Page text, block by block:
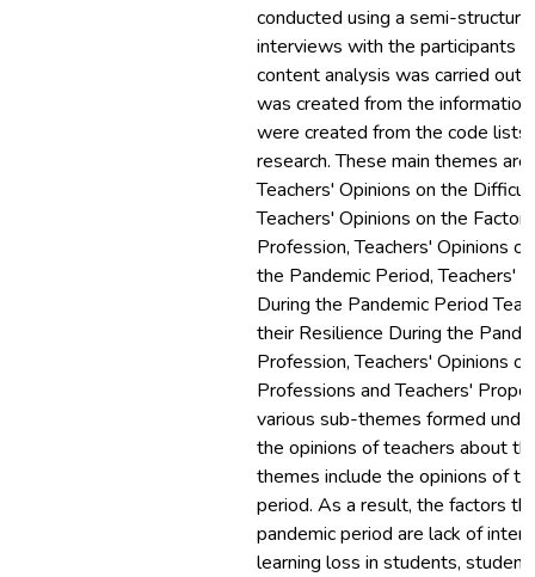
conducted using a semi-
interviews with the participants
content analysis was carried
was created from the
were created from the code
research. These main themes
Teachers' Opinions on the
Teachers' Opinions on the
Profession, Teachers' Opinions
the Pandemic Period, Teachers'
During the Pandemic Period
their Resilience During the
Profession, Teachers' Opinions
Professions and Teachers'
various sub-themes formed
the opinions of teachers about
themes include the opinions of
period. As a result, the factors
pandemic period are lack of
learning loss in students,